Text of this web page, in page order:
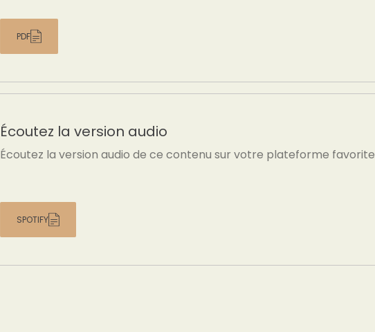
PDF
Écoutez la version audio
Écoutez la version audio de ce contenu sur votre plateforme favorite
SPOTIFY